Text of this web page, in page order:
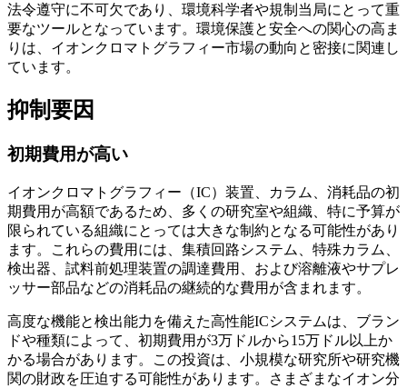
法令遵守に不可欠であり、環境科学者や規制当局にとって重
要なツールとなっています。環境保護と安全への関心の高ま
りは、イオンクロマトグラフィー市場の動向と密接に関連し
ています。
抑制要因
初期費用が高い
イオンクロマトグラフィー（IC）装置、カラム、消耗品の初
期費用が高額であるため、多くの研究室や組織、特に予算が
限られている組織にとっては大きな制約となる可能性があり
ます。これらの費用には、集積回路システム、特殊カラム、
検出器、試料前処理装置の調達費用、および溶離液やサプレ
ッサー部品などの消耗品の継続的な費用が含まれます。
高度な機能と検出能力を備えた高性能ICシステムは、ブラン
ドや種類によって、初期費用が3万ドルから15万ドル以上か
かる場合があります。この投資は、小規模な研究所や研究機
関の財政を圧迫する可能性があります。さまざまなイオン分